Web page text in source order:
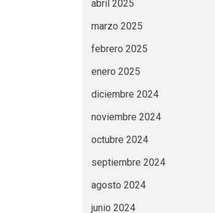
abril 2025
marzo 2025
febrero 2025
enero 2025
diciembre 2024
noviembre 2024
octubre 2024
septiembre 2024
agosto 2024
junio 2024